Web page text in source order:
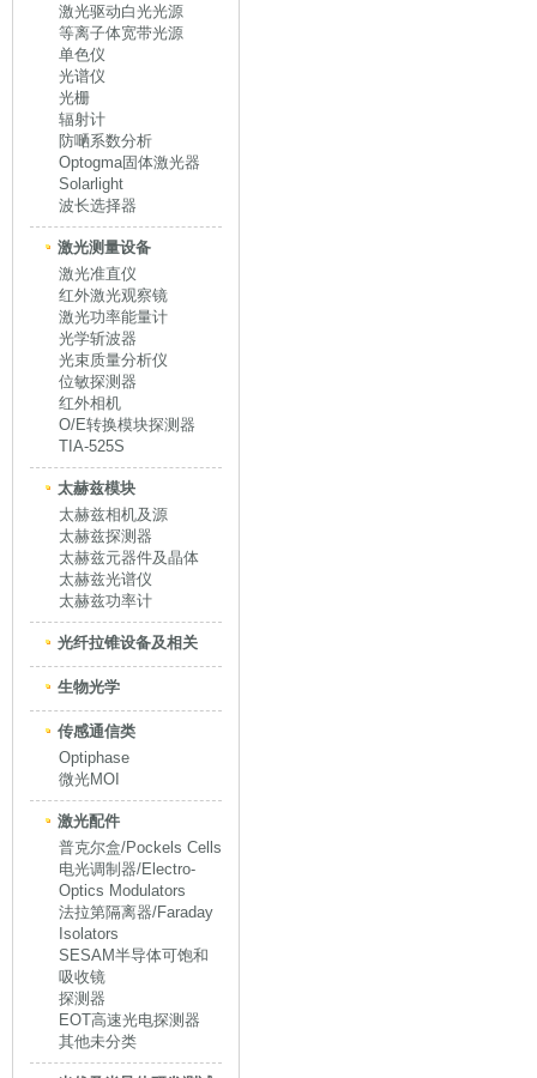
激光驱动白光光源
等离子体宽带光源
单色仪
光谱仪
光栅
辐射计
防嗮系数分析
Optogma固体激光器
Solarlight
波长选择器
激光测量设备
激光准直仪
红外激光观察镜
激光功率能量计
光学斩波器
光束质量分析仪
位敏探测器
红外相机
O/E转换模块探测器
TIA-525S
太赫兹模块
太赫兹相机及源
太赫兹探测器
太赫兹元器件及晶体
太赫兹光谱仪
太赫兹功率计
光纤拉锥设备及相关
生物光学
传感通信类
Optiphase
微光MOI
激光配件
普克尔盒/Pockels Cells
电光调制器/Electro-
Optics Modulators
法拉第隔离器/Faraday
Isolators
SESAM半导体可饱和
吸收镜
探测器
EOT高速光电探测器
其他未分类